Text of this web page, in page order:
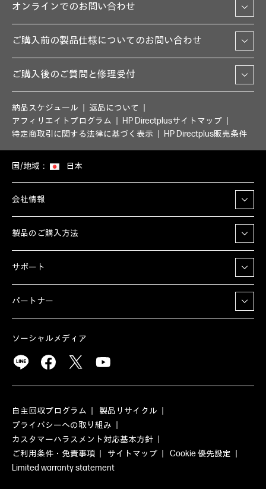
オンラインでのお問い合わせ
ご購入前の製品仕様についてのお問い合わせ
ご購入後のご質問と修理受付
納品スケジュール
返品について
アフィリエイトプログラム
HP Directplusサイトマップ
特定商取引に関する法律に基づく表示
HP Directplus販売条件
国/地域： 日本
会社情報
製品のご購入方法
サポート
パートナー
ソーシャルメディア
自主回収プログラム
製品リサイクル
プライバシーへの取り組み
カスタマーハラスメント対応基本方針
ご利用条件・免責事項
サイトマップ
Cookie 優先設定
Limited warranty statement